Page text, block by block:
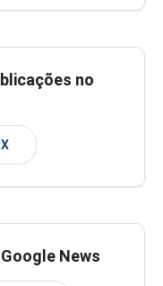
no
News